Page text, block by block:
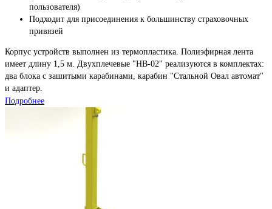
пользователя)
Подходит для присоединения к большинству страховочных
привязей
Корпус устройств выполнен из термопластика. Полиэфирная лента
имеет длину 1,5 м. Двухплечевые "НВ-02" реализуются в комплектах:
два блока с зашитыми карабинами, карабин "Стальной Овал автомат"
и адаптер.
Подробнее